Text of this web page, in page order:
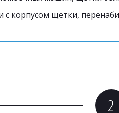
корпусом щетки,